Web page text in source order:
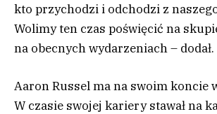
kto przychodzi i odchodzi z
Wolimy ten czas poświęcić na
na obecnych wydarzeniach – dodał.
Aaron Russel ma na swoim koncie
W czasie swojej kariery stawał na